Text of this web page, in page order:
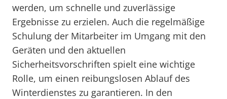
werden, um schnelle und zuverlässige
Ergebnisse zu erzielen. Auch die regelmäßige
Schulung der Mitarbeiter im Umgang mit den
Geräten und den aktuellen
Sicherheitsvorschriften spielt eine wichtige
Rolle, um einen reibungslosen Ablauf des
Winterdienstes zu garantieren. In den